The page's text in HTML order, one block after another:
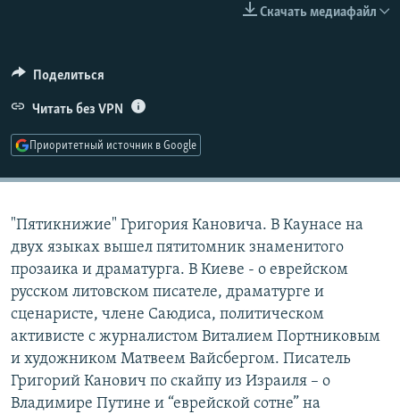
Скачать медиафайл
Поделиться
Читать без VPN
Приоритетный источник в Google
"Пятикнижие" Григория Кановича. В Каунасе на
двух языках вышел пятитомник знаменитого
прозаика и драматурга. В Киеве - о еврейском
русском литовском писателе, драматурге и
сценаристе, члене Саюдиса, политическом
активисте c журналистом Виталием Портниковым
и художником Матвеем Вайсбергом. Писатель
Григорий Канович по скайпу из Израиля – о
Владимире Путине и “еврейской сотне” на